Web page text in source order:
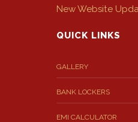
New Website
QUICK LINKS
GALLERY
BANK LOCKERS
EMI CALCULATOR